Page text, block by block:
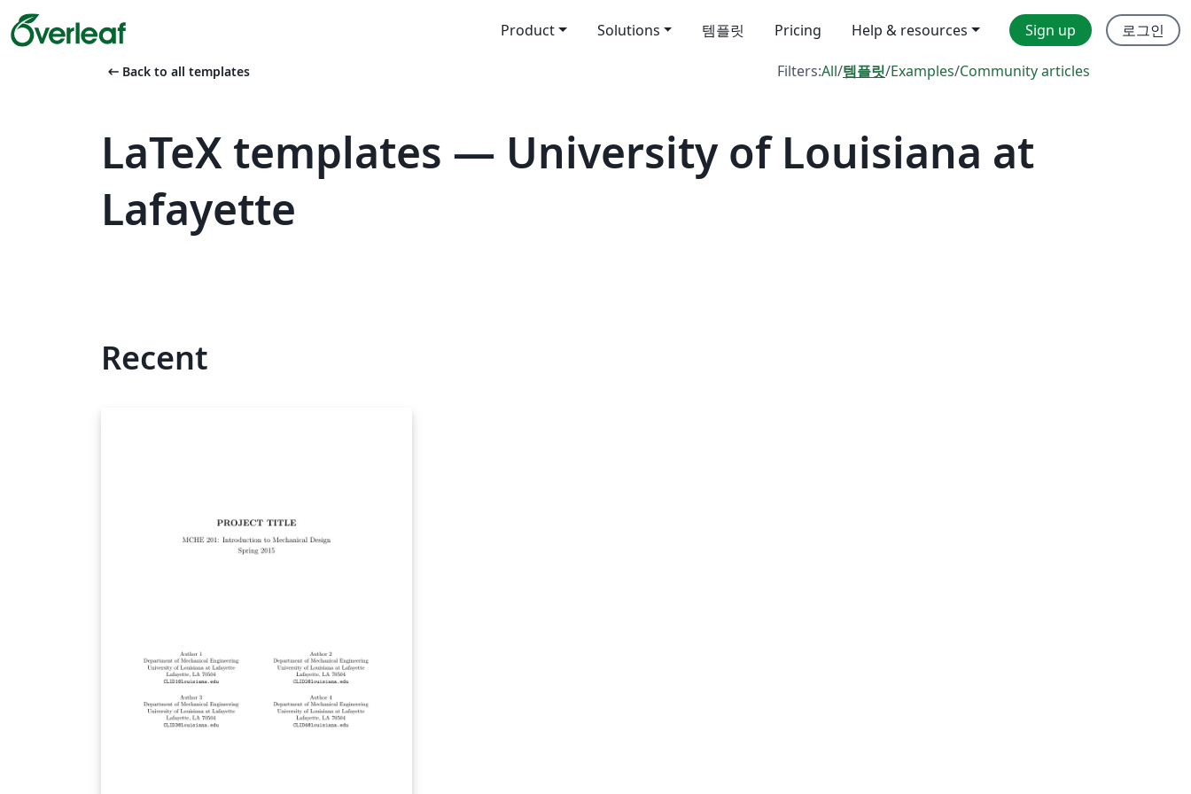
Product Solutions 템플릿 Pricing Help & resources Sign up 로그인
arrow_left_alt Back to all templates Filters:All/템플릿/Examples/Community articles
LaTeX templates — University of Louisiana at
Lafayette
Recent